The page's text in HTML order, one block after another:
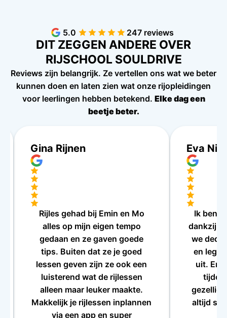
5.0 247 reviews
DIT ZEGGEN ANDERE OVER
RIJSCHOOL SOULDRIVE
Reviews zijn belangrijk. Ze vertellen ons wat we beter
kunnen doen en laten zien wat onze rijopleidingen
voor leerlingen hebben betekend. Elke dag een
beetje beter.
Gina Rijnen
Rijles gehad bij Emin en Mo
alles op mijn eigen tempo
gedaan en ze gaven goede
tips. Buiten dat ze je goed
lessen geven zijn ze ook een
luisterend wat de rijlessen
alleen maar leuker maakte.
Makkelijk je rijlessen inplannen
via een app en super
Eva
Ik ben
dankzij
we
en
uit. Er
altijd